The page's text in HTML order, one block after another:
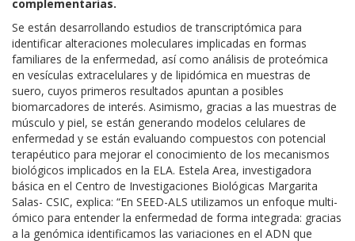
complementarias.
Se están desarrollando estudios de transcriptómica para
identificar alteraciones moleculares implicadas en formas
familiares de la enfermedad, así como análisis de proteómica
en vesículas extracelulares y de lipidómica en muestras de
suero, cuyos primeros resultados apuntan a posibles
biomarcadores de interés. Asimismo, gracias a las muestras de
músculo y piel, se están generando modelos celulares de
enfermedad y se están evaluando compuestos con potencial
terapéutico para mejorar el conocimiento de los mecanismos
biológicos implicados en la ELA. Estela Area, investigadora
básica en el Centro de Investigaciones Biológicas Margarita
Salas- CSIC, explica: “En SEED-ALS utilizamos un enfoque multi-
ómico para entender la enfermedad de forma integrada: gracias
a la genómica identificamos las variaciones en el ADN que